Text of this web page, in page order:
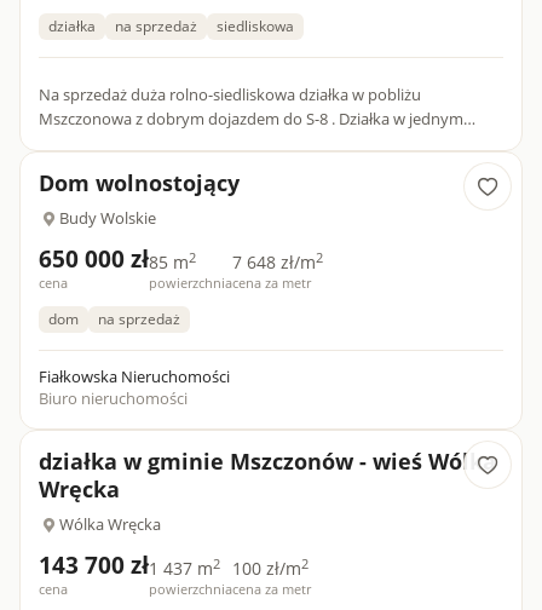
działka na sprzedaż siedliskowa
Na sprzedaż duża rolno-siedliskowa działka w pobliżu
Mszczonowa z dobrym dojazdem do S-8 . Działka w jednym
Dom wolnostojący
Budy Wolskie
650 000 zł
cena
85 m2
powierzchnia
7 648 zł/m2
cena za metr
dom na sprzedaż
Fiałkowska Nieruchomości
Biuro nieruchomości
działka w gminie Mszczonów - wieś Wólka
Wręcka
Wólka Wręcka
143 700 zł
cena
1 437 m2
powierzchnia
100 zł/m2
cena za metr